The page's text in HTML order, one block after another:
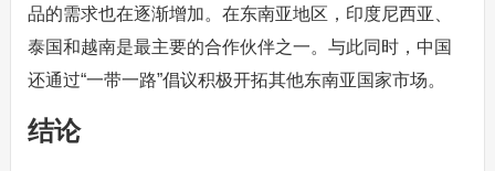
品的需求也在逐渐增加。在东南亚地区，印度尼西亚、
泰国和越南是最主要的合作伙伴之一。与此同时，中国
还通过“一带一路”倡议积极开拓其他东南亚国家市场。
结论